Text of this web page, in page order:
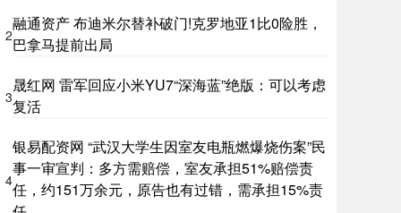
2
融通资产 布迪米尔替补破门!克罗地亚1比0险胜，
巴拿马提前出局
3
晟红网 雷军回应小米YU7“深海蓝”绝版：可以考虑
复活
4
银易配资网 “武汉大学生因室友电瓶燃爆烧伤案”民
事一审宣判：多方需赔偿，室友承担51%赔偿责
任，约151万余元，原告也有过错，需承担15%责